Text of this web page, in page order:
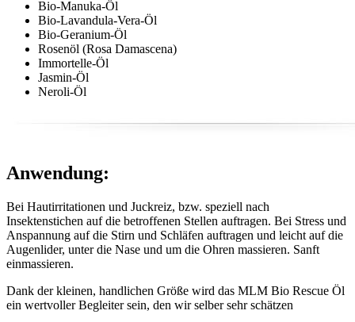
Bio-Manuka-Öl
Bio-Lavandula-Vera-Öl
Bio-Geranium-Öl
Rosenöl (Rosa Damascena)
Immortelle-Öl
Jasmin-Öl
Neroli-Öl
Anwendung:
Bei Hautirritationen und Juckreiz, bzw. speziell nach
Insektenstichen auf die betroffenen Stellen auftragen. Bei Stress und
Anspannung auf die Stirn und Schläfen auftragen und leicht auf die
Augenlider, unter die Nase und um die Ohren massieren. Sanft
einmassieren.
Dank der kleinen, handlichen Größe wird das MLM Bio Rescue Öl
ein wertvoller Begleiter sein, den wir selber sehr schätzen